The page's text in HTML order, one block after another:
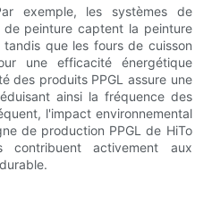
exemple, les systèmes de
peinture captent la peinture
que les fours de cuisson
une efficacité énergétique
des produits PPGL assure une
ainsi la fréquence des
l'impact environnemental
de production PPGL de HiTo
contribuent activement aux